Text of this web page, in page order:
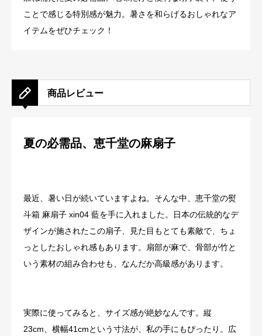
ことで感じる特別感が魅力。暑さを和らげるおしゃれなア
イテムをぜひチェック！
商品レビュー
夏の必需品、恵千堂の麻扇子
最近、暑い日が続いていますよね。そんな中、恵千堂の熨
斗箱 麻扇子 xin04 藍を手に入れました。日本の伝統的なデ
ザインが施されたこの扇子、見た目もとても素敵で、ちょ
っとしたおしゃれ感もあります。扇部が麻で、骨部が竹と
いう素材の組み合わせも、なんだか高級感があります。
実際に使ってみると、サイズ感が絶妙なんです。縦
23cm、横幅41cmという寸法が、私の手にもぴったり。広